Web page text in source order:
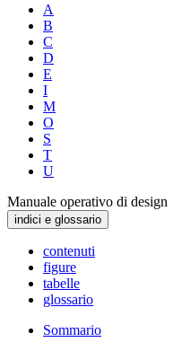
A
B
C
D
E
I
M
O
S
T
U
Manuale operativo di design
indici e glossario
contenuti
figure
tabelle
glossario
Sommario